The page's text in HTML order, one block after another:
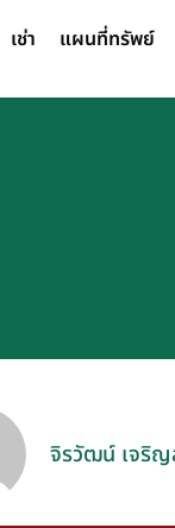
เช่า แผนที่ทรัพย์
จิรวัฒน์ เจริญ